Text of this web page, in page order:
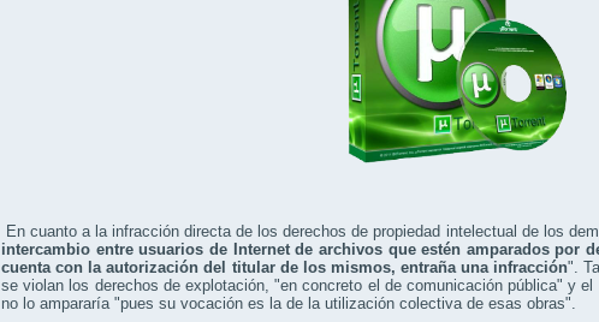
En cuanto a la infracción directa de los derechos de propiedad intelectual de los
intercambio entre usuarios de Internet de archivos que estén amparados por
cuenta con la autorización del titular de los mismos, entraña una infracción".
se violan los derechos de explotación, "en concreto el de comunicación pública" y
no lo ampararía "pues su vocación es la de la utilización colectiva de esas obras".